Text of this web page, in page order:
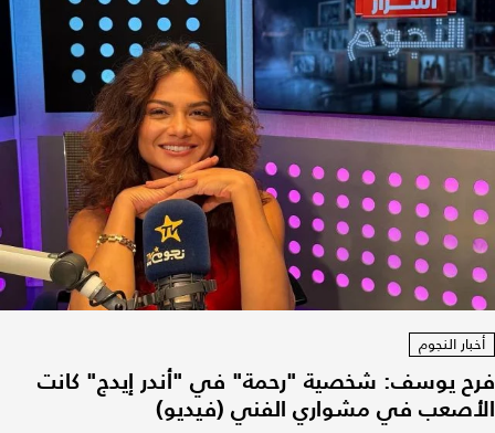
أخبار النجوم
فرح يوسف: شخصية "رحمة" في "أندر إيدج" كانت
الأصعب في مشواري الفني (فيديو)